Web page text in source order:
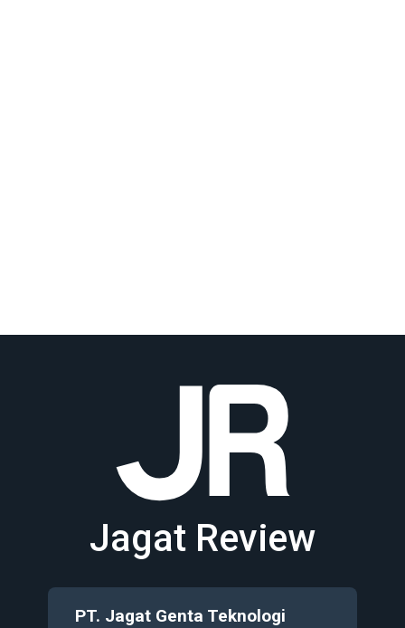
Jagat Review
PT. Jagat Genta Teknologi